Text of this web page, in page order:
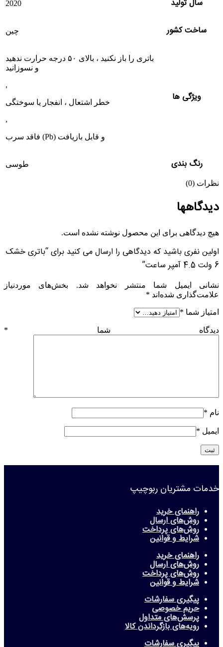
سال تولید 2020
ساخت کشور چین
ویژگی ها
باتری را باز نکنید ، بالای ۵۰ درجه حرارت ندهید
و نسوزانید
,
خطر اشتعال ، انفجار یا سوختگی
,
فاقد سرب (Pb) و قابل بازیافت
رنگ بندی طوسی
نظرات (0)
دیدگاهها
هیچ دیدگاهی برای این محصول نوشته نشده است.
اولین نفری باشید که دیدگاهی را ارسال می کنید برای “باتری خشک
6 ولت 4.5 آمپر ساعت”
نشانی ایمیل شما منتشر نخواهد شد.
بخش‌های موردنیاز
علامت‌گذاری شده‌اند *
امتیاز شما *
دیدگاه شما *
نام *
ایمیل *
خدمات مشتریان ربوچیپ
راهنمای خرید
روش‌های ارسال
روش‌های پرداخت
شرایط و قوانین
راهنمای خرید
روش‌های ارسال
روش‌های پرداخت
شرایط و قوانین
پیگیری سفارشات
حریم خصوصی
پرسش‌های متداول
رویه‌های بازگرداندن کالا
پیگیری سفارشات